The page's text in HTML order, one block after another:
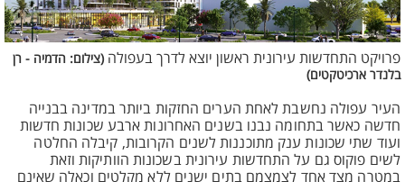
פרויקט התחדשות עירונית ראשון יוצא לדרך בעפולה (צילום: הדמיה - רן
בלנדר ארכיטקטים)
העיר עפולה נחשבת לאחת הערים החזקות ביותר במדינה בבנייה
חדשה כאשר בתחומה נבנו בשנים האחרונות ארבע שכונות חדשות
ועוד שתי שכונות ענק מתוכננות לשנים הקרובות, קיבלה החלטה
לשים פוקוס גם על התחדשות עירונית בשכונות הוותיקות וזאת
במטרה מצד אחד לצמצמם בתים ישנים ללא מקלטים וכאלה שאינם